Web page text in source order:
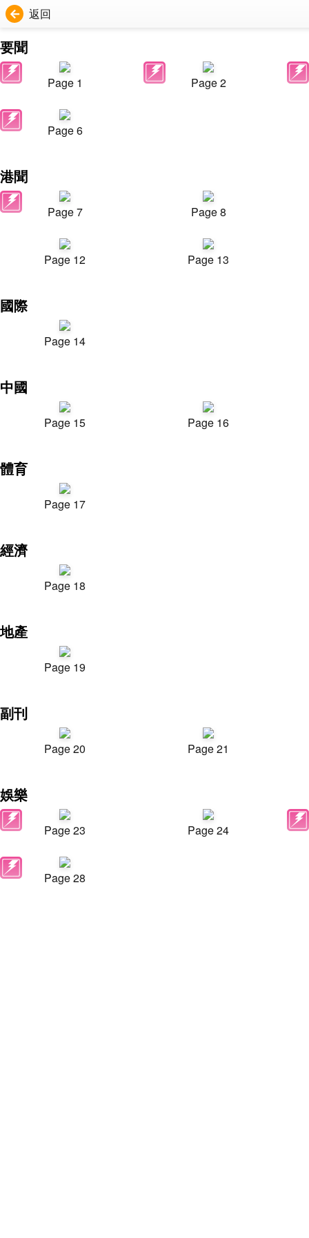
返回
要聞
Page 1 Page 2
Page 6
港聞
Page 7 Page 8
Page 12 Page 13
國際
Page 14
中國
Page 15 Page 16
體育
Page 17
經濟
Page 18
地產
Page 19
副刊
Page 20 Page 21
娛樂
Page 23 Page 24
Page 28